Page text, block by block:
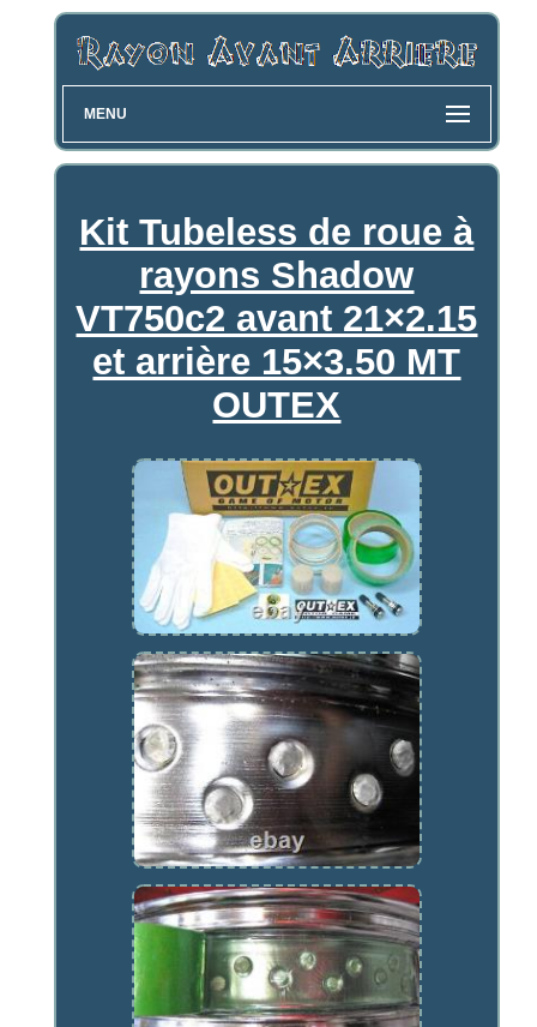
MENU
Kit Tubeless de roue à
rayons Shadow
VT750c2 avant 21×2.15
et arrière 15×3.50 MT
OUTEX